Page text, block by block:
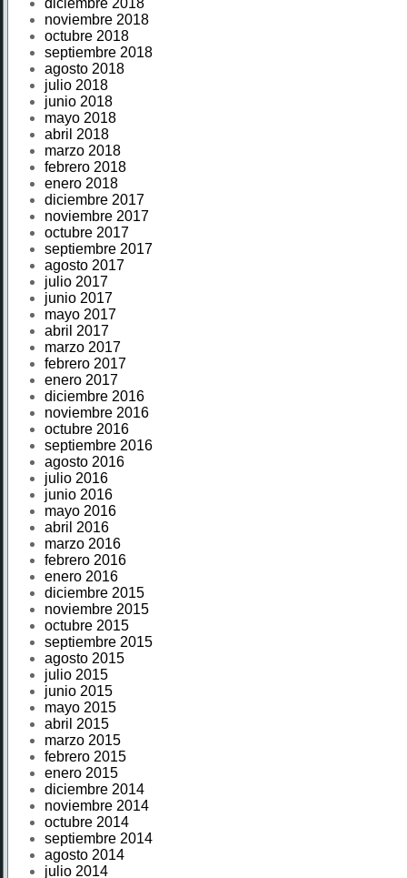
diciembre 2018
noviembre 2018
octubre 2018
septiembre 2018
agosto 2018
julio 2018
junio 2018
mayo 2018
abril 2018
marzo 2018
febrero 2018
enero 2018
diciembre 2017
noviembre 2017
octubre 2017
septiembre 2017
agosto 2017
julio 2017
junio 2017
mayo 2017
abril 2017
marzo 2017
febrero 2017
enero 2017
diciembre 2016
noviembre 2016
octubre 2016
septiembre 2016
agosto 2016
julio 2016
junio 2016
mayo 2016
abril 2016
marzo 2016
febrero 2016
enero 2016
diciembre 2015
noviembre 2015
octubre 2015
septiembre 2015
agosto 2015
julio 2015
junio 2015
mayo 2015
abril 2015
marzo 2015
febrero 2015
enero 2015
diciembre 2014
noviembre 2014
octubre 2014
septiembre 2014
agosto 2014
julio 2014